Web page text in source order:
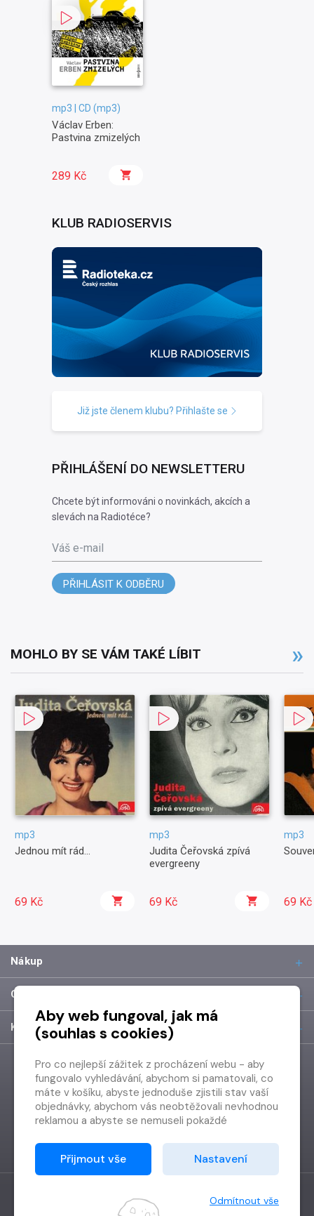
mp3 | CD (mp3)
Václav Erben:
Pastvina zmizelých
289 Kč
KLUB RADIOSERVIS
Již jste členem klubu? Přihlašte se
PŘIHLÁŠENÍ DO NEWSLETTERU
Chcete být informováni o novinkách, akcích a
slevách na Radiotéce?
Váš e-mail
PŘIHLÁSIT K ODBĚRU
MOHLO BY SE VÁM TAKÉ LÍBIT
mp3
Jednou mít rád...
69 Kč
mp3
Judita Čeřovská zpívá
evergreeny
69 Kč
mp3
69 Kč
Nákup
O společnosti
Kontakt
Aby web fungoval, jak má
(souhlas s cookies)
Pro co nejlepší zážitek z procházení webu - aby
fungovalo vyhledávání, abychom si pamatovali, co
máte v košíku, abyste jednoduše zjistili stav vaší
objednávky, abychom vás neobtěžovali nevhodnou
reklamou a abyste se nemuseli pokaždé
Proto od vás potřebujeme souhlas se
zpracováním souborů cookies
Děkujeme, že nám ho dáte a pomůžete nám tak
Přijmout vše Nastavení
Odmítnout vše